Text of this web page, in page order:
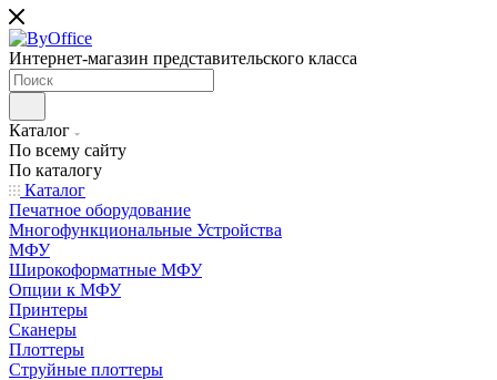
Интернет-магазин представительского класса
Каталог
По всему сайту
По каталогу
Каталог
Печатное оборудование
Многофункциональные Устройства
МФУ
Широкоформатные МФУ
Опции к МФУ
Принтеры
Сканеры
Плоттеры
Струйные плоттеры